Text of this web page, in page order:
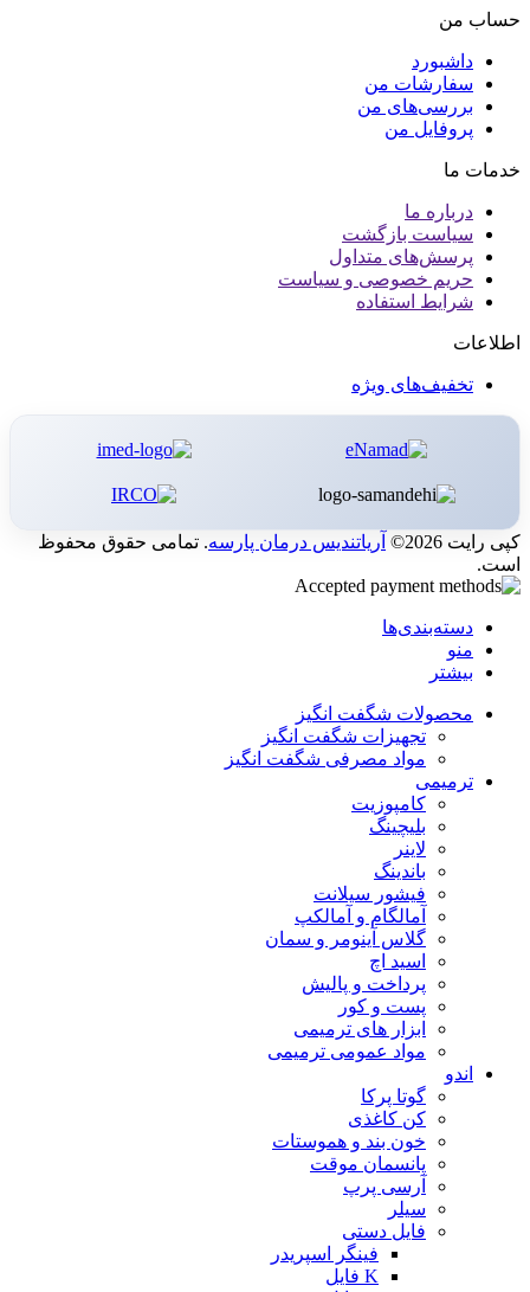
حساب من
داشبورد
سفارشات من
بررسی‌های من
پروفایل من
خدمات ما
درباره ما
سیاست بازگشت
پرسش‌های متداول
حریم خصوصی و سیاست
شرایط استفاده
اطلاعات
تخفیف‌های ویژه
کپی رایت 2026© آریاتندیس درمان پارسه. تمامی حقوق محفوظ
است.
دسته‌بندی‌ها
منو
بیشتر
محصولات شگفت انگیز
تجهیزات شگفت انگیز
مواد مصرفی شگفت انگیز
ترمیمی
کامپوزیت
بلیچینگ
لاینر
باندینگ
فیشور سیلانت
آمالگام و آمالکپ
گلاس آینومر و سمان
اسید اچ
پرداخت و پالیش
پست و کور
ابزار های ترمیمی
مواد عمومی ترمیمی
اندو
گوتا پرکا
کن کاغذی
خون بند و هموستات
پانسمان موقت
آرسی پرپ
سیلر
فایل دستی
فینگر اسپریدر
K فایل